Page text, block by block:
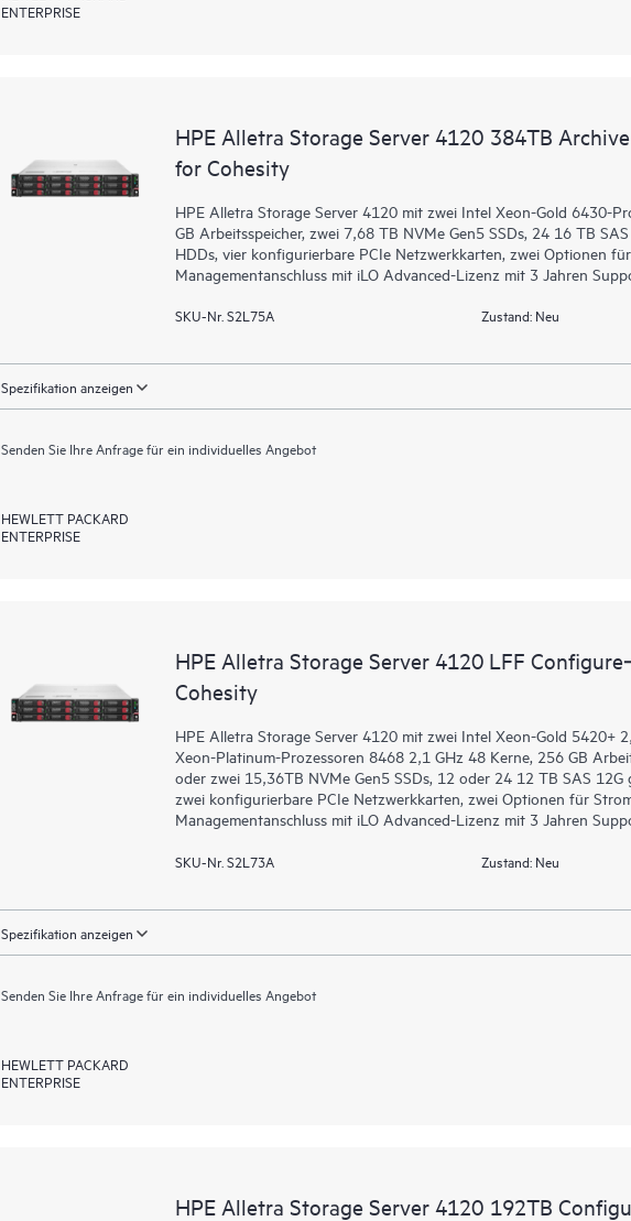
ENTERPRISE
HPE Alletra Storage Server 4120 384TB
for Cohesity
HPE Alletra Storage Server 4120 mit zwei Intel Xeon-Gold 6430-
GB Arbeitsspeicher, zwei 7,68 TB NVMe Gen5 SSDs, 24 16 TB
HDDs, vier konfigurierbare PCIe Netzwerkkarten, zwei Optionen
Managementanschluss mit iLO Advanced-Lizenz mit 3 Jahren
SKU-Nr. S2L75A Zustand: Neu
Spezifikation anzeigen
Senden Sie Ihre Anfrage für ein individuelles Angebot
HEWLETT PACKARD
ENTERPRISE
HPE Alletra Storage Server 4120 LFF
Cohesity
HPE Alletra Storage Server 4120 mit zwei Intel Xeon-Gold 5420+
Xeon-Platinum-Prozessoren 8468 2,1 GHz 48 Kerne, 256 GB
oder zwei 15,36TB NVMe Gen5 SSDs, 12 oder 24 12 TB SAS 12G
zwei konfigurierbare PCIe Netzwerkkarten, zwei Optionen für
Managementanschluss mit iLO Advanced-Lizenz mit 3 Jahren
SKU-Nr. S2L73A Zustand: Neu
Spezifikation anzeigen
Senden Sie Ihre Anfrage für ein individuelles Angebot
HEWLETT PACKARD
ENTERPRISE
HPE Alletra Storage Server 4120 192TB